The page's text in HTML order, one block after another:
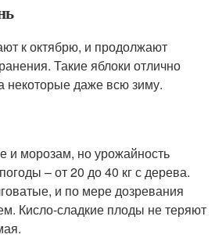
к октябрю, и продолжают
Такие яблоки отлично
некоторые даже всю зиму.
и морозам, но урожайность
– от 20 до 40 кг с дерева.
и по мере дозревания
Кисло-сладкие плоды не теряют